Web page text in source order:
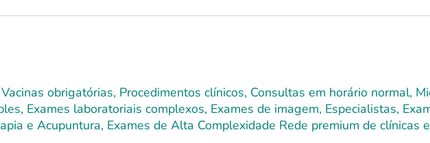
obrigatórias, Procedimentos clínicos, Consultas em horário normal,
Exames laboratoriais complexos, Exames de imagem, Especialistas,
e Acupuntura, Exames de Alta Complexidade Rede premium de clínicas